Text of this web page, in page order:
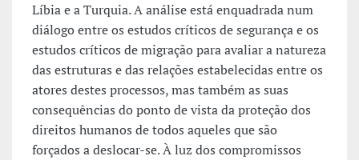
Líbia e a Turquia. A análise está enquadrada num
diálogo entre os estudos críticos de segurança e os
estudos críticos de migração para avaliar a natureza
das estruturas e das relações estabelecidas entre os
atores destes processos, mas também as suas
consequências do ponto de vista da proteção dos
direitos humanos de todos aqueles que são
forçados a deslocar-se. À luz dos compromissos